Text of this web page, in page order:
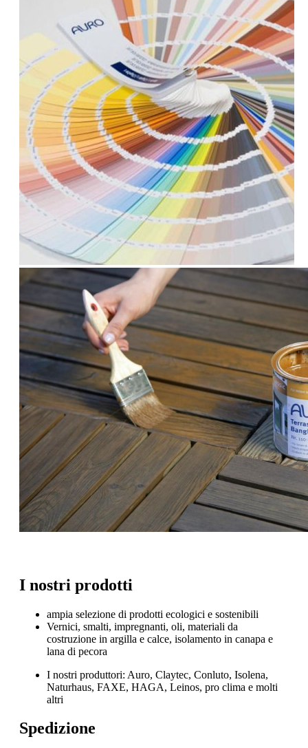
I nostri prodotti
ampia selezione di prodotti ecologici e sostenibili
Vernici, smalti, impregnanti, oli, materiali da
costruzione in argilla e calce, isolamento in canapa e
lana di pecora
I nostri produttori: Auro, Claytec, Conluto, Isolena,
Naturhaus, FAXE, HAGA, Leinos, pro clima e molti
altri
Spedizione